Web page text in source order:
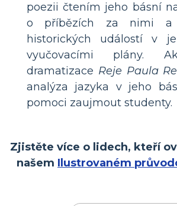
poezii čtením jeho básní
o příbězích za nimi a
historických událostí v
vyučovacími plány.
dramatizace Reje Paula
analýza jazyka v jeho
pomoci zaujmout studenty.
Zjistěte více o lidech, kteří
našem Ilustrovaném